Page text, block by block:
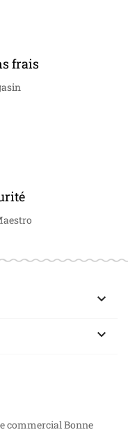
frais


commercial Bonne